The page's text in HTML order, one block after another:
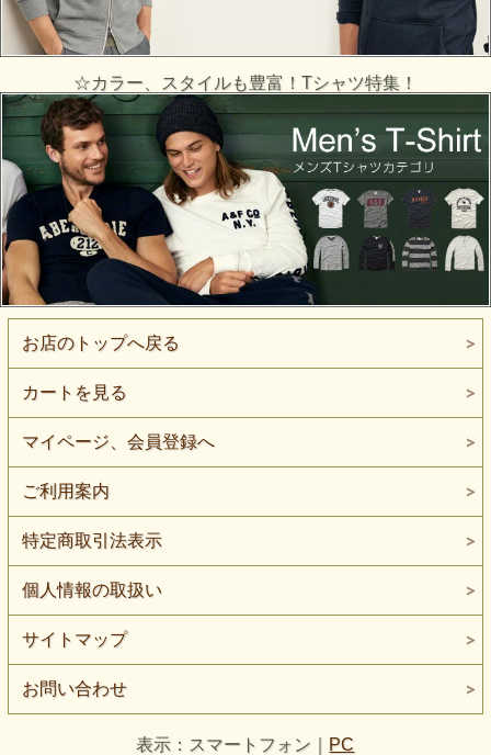
☆カラー、スタイルも豊富！Tシャツ特集！
お店のトップへ戻る
カートを見る
マイページ、会員登録へ
ご利用案内
特定商取引法表示
個人情報の取扱い
サイトマップ
お問い合わせ
表示：スマートフォン｜ PC